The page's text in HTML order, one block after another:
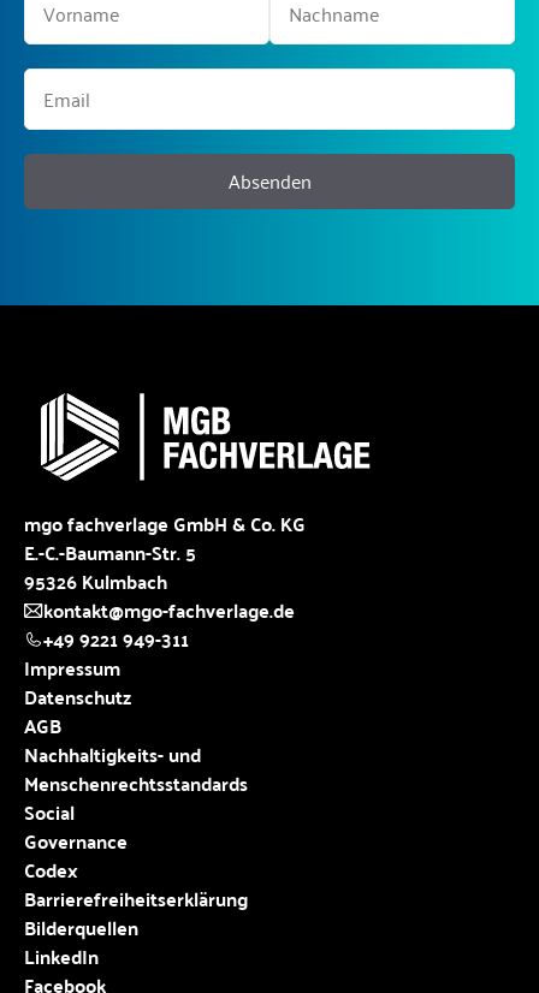
Absenden
mgo fachverlage GmbH & Co. KG
E.-C.-Baumann-Str. 5
95326 Kulmbach
kontakt@mgo-fachverlage.de
+49 9221 949-311
Impressum
Datenschutz
AGB
Nachhaltigkeits- und
Menschenrechtsstandards
Social
Governance
Codex
Barrierefreiheitserklärung
Bilderquellen
LinkedIn
Facebook